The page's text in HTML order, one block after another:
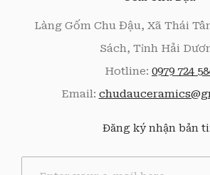
Làng Gốm Chu Đậu, Xã Thái
Sách, Tỉnh Hải
Hotline: 0979 724
Email:
Đăng ký nhận bản